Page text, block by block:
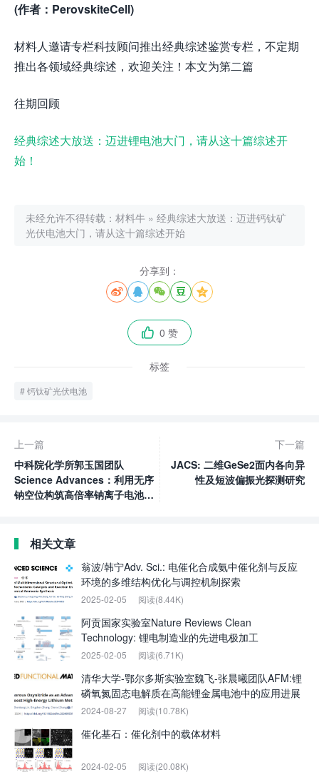
(作者：PerovskiteCell)
材料人邀请专栏科技顾问推出经典综述鉴赏专栏，不定期
推出各领域经典综述，欢迎关注！本文为第二篇
往期回顾
经典综述大放送：迈进锂电池大门，请从这十篇综述开
始！
未经允许不得转载： 材料牛 » 经典综述大放送：迈进钙钛矿
光伏电池大门，请从这十篇综述开始
分享到：
    
 0 赞
标签
钙钛矿光伏电池
上一篇
中科院化学所郭玉国团队
Science Advances：利用无序
钠空位构筑高倍率钠离子电池正
下一篇
JACS: 二维GeSe2面内各向异
性及短波偏振光探测研究
相关文章
翁波/韩宁Adv. Sci.: 电催化合成氨中催化剂与反应
环境的多维结构优化与调控机制探索
2025-02-05 阅读(8.44K)
阿贡国家实验室Nature Reviews Clean
Technology: 锂电制造业的先进电极加工
2025-02-05 阅读(6.71K)
清华大学-鄂尔多斯实验室魏飞-张晨曦团队AFM:锂
磷氧氮固态电解质在高能锂金属电池中的应用进展
2024-08-27 阅读(10.78K)
催化基石：催化剂中的载体材料
2024-02-05 阅读(20.08K)